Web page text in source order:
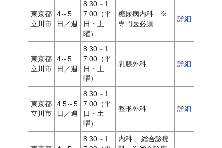
東京都
立川市
4～5
日／週
8:30～1
7:00（平
日・土
曜）
糖尿病内科 ※
専門医必須
詳細
東京都
立川市
4～5
日／週
8:30～1
7:00（平
日・土
曜）
乳腺外科 詳細
東京都
立川市
4.5～5
日／週
8:30～1
7:00（平
日・土
曜）
整形外科 詳細
8:30～1
内科 、総合診療